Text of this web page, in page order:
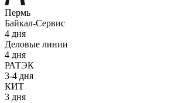
Пермь
Байкал-Сервис
4 дня
Деловые линии
4 дня
РАТЭК
3-4 дня
КИТ
3 дня